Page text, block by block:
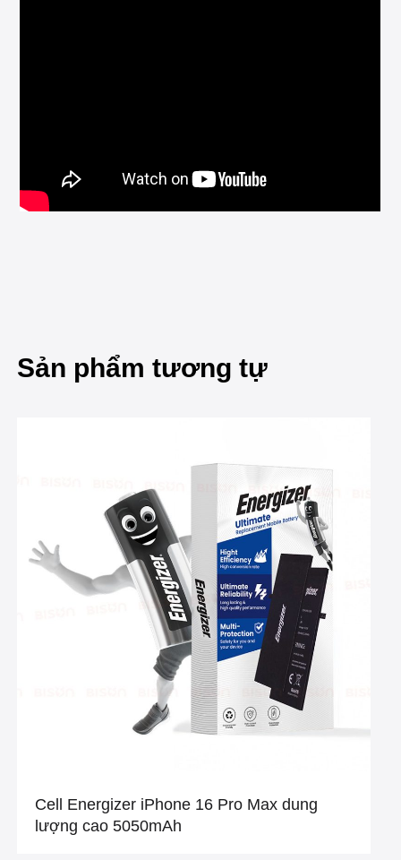
Sản phẩm tương tự
Cell Energizer iPhone 16 Pro Max dung
lượng cao 5050mAh